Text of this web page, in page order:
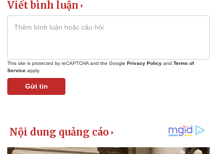
Kinh tế
Bất động sản
Khởi nghiệp
Giá vàng
Viết bình luận
This site is protected by reCAPTCHA and the Google Privacy Policy and Terms of
Service apply.
Gửi tin